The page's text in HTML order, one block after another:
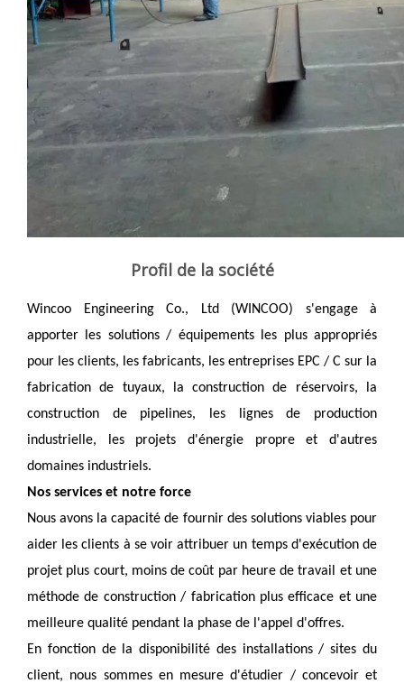
Profil de la société
Wincoo Engineering Co., Ltd (WINCOO) s'engage à
apporter les solutions / équipements les plus appropriés
pour les clients, les fabricants, les entreprises EPC / C sur la
fabrication de tuyaux, la construction de réservoirs, la
construction de pipelines, les lignes de production
industrielle, les projets d'énergie propre et d'autres
domaines industriels.
Nos services et notre force
Nous avons la capacité de fournir des solutions viables pour
aider les clients à se voir attribuer un temps d'exécution de
projet plus court, moins de coût par heure de travail et une
méthode de construction / fabrication plus efficace et une
meilleure qualité pendant la phase de l'appel d'offres.
En fonction de la disponibilité des installations / sites du
client, nous sommes en mesure d'étudier / concevoir et